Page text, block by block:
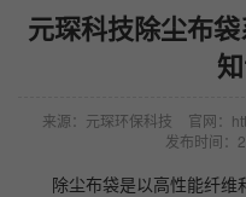
元琛科技除尘布
来源：元琛环保科技 官网：
发布时间：
除尘布袋是以高性能纤维